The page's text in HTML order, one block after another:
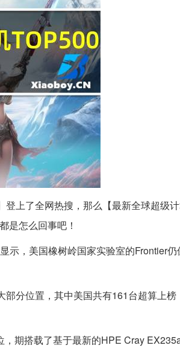
登上了全网热搜，那么【最新全球超级
是怎么回事吧！
示，美国橡树岭国家实验室的Frontier
分位置，其中美国共有161台超算上
期搭载了基于最新的HPE Cray